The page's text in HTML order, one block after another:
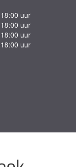
uur
uur
uur
uur